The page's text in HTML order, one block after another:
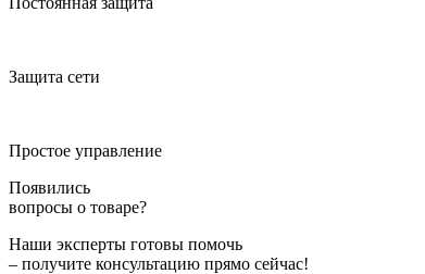
Защита сети
Простое управление
Появились
вопросы о товаре?
Наши эксперты готовы помочь
– получите консультацию прямо сейчас!